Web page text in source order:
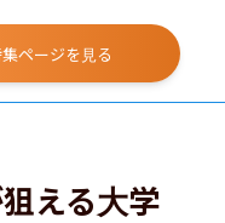
ページを見る
える大学